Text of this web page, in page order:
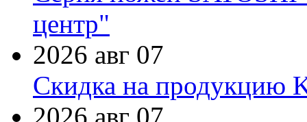
центр"
2026 авг 07
Скидка на продукцию
2026 авг 07